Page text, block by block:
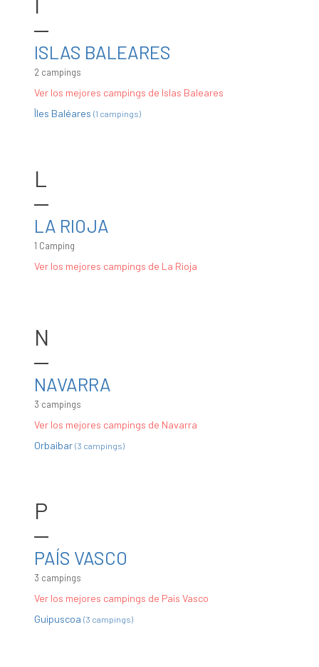
ISLAS BALEARES
2 campings
Ver los mejores campings de Islas Baleares
Îles Baléares (1 campings)
L
LA RIOJA
1 Camping
Ver los mejores campings de La Rioja
N
NAVARRA
3 campings
Ver los mejores campings de Navarra
Orbaibar (3 campings)
P
PAÍS VASCO
3 campings
Ver los mejores campings de País Vasco
Guipuscoa (3 campings)